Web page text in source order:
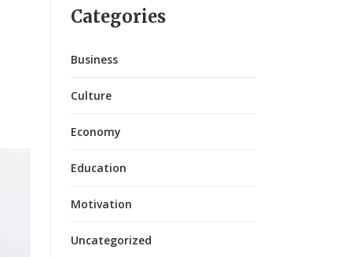
Categories
Business
Culture
Economy
Education
Motivation
Uncategorized